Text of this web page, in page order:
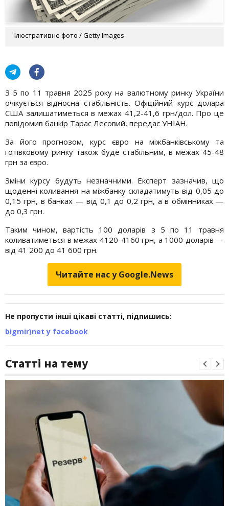
Ілюстративне фото / Getty Images
З 5 по 11 травня 2025 року на валютному ринку України
очікується відносна стабільність. Офіційний курс долара
США залишатиметься в межах 41,2-41,6 грн/дол. Про це
повідомив банкір Тарас Лесовий, передає УНІАН.
За його прогнозом, курс євро на міжбанківському та
готівковому ринку також буде стабільним, в межах 45-48
грн за євро.
Зміни курсу будуть незначними. Експерт зазначив, що
щоденні коливання на міжбанку складатимуть від 0,05 до
0,15 грн, в банках — від 0,1 до 0,2 грн, а в обмінниках —
до 0,3 грн.
Таким чином, вартість 100 доларів з 5 по 11 травня
коливатиметься в межах 4120-4160 грн, а 1000 доларів —
від 41 200 до 41 600 грн.
Читайте нас у Google.News
Не пропусти інші цікаві статті, підпишись:
bigmir)net у facebook
Статті на тему